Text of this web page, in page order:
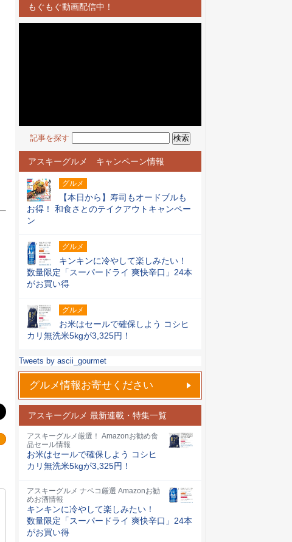
もぐもぐ動画配信中！
記事を探す
アスキーグルメ キャンペーン情報
グルメ
【本日から】寿司もオードブルも
お得！ 和食さとのテイクアウトキャンペー
ン
グルメ
キンキンに冷やして楽しみたい！
数量限定「スーパードライ 爽快辛口」24本
がお買い得
グルメ
お米はセールで確保しよう コシヒ
カリ無洗米5kgが3,325円！
Tweets by ascii_gourmet
グルメ情報お寄せください
アスキーグルメ 最新連載・特集一覧
アスキーグルメ厳選！ Amazonお勧め食
品セール情報
お米はセールで確保しよう コシヒ
カリ無洗米5kgが3,325円！
アスキーグルメ ナベコ厳選 Amazonお勧
めお酒情報
キンキンに冷やして楽しみたい！
数量限定「スーパードライ 爽快辛口」24本
がお買い得